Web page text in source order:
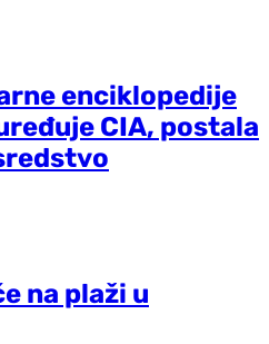
enciklopedije
CIA, postala
na plaži u